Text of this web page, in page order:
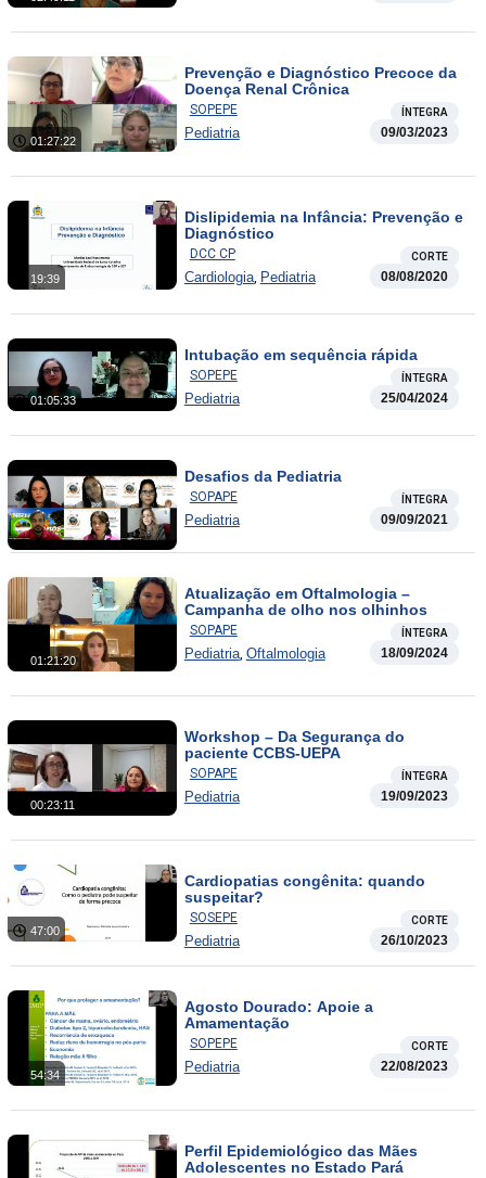
01:27:22
Prevenção e Diagnóstico Precoce da
Doença Renal Crônica
SOPEPE ÍNTEGRA
Pediatria 09/03/2023
19:39
Dislipidemia na Infância: Prevenção e
Diagnóstico
DCC CP CORTE
Cardiologia, Pediatria 08/08/2020
01:05:33
Intubação em sequência rápida
SOPEPE ÍNTEGRA
Pediatria 25/04/2024
Desafios da Pediatria
SOPAPE ÍNTEGRA
Pediatria 09/09/2021
01:21:20
Atualização em Oftalmologia –
Campanha de olho nos olhinhos
SOPAPE ÍNTEGRA
Pediatria, Oftalmologia 18/09/2024
00:23:11
Workshop – Da Segurança do
paciente CCBS-UEPA
SOPAPE ÍNTEGRA
Pediatria 19/09/2023
47:00
Cardiopatias congênita: quando
suspeitar?
SOSEPE CORTE
Pediatria 26/10/2023
54:34
Agosto Dourado: Apoie a
Amamentação
SOPEPE CORTE
Pediatria 22/08/2023
Perfil Epidemiológico das Mães
Adolescentes no Estado Pará